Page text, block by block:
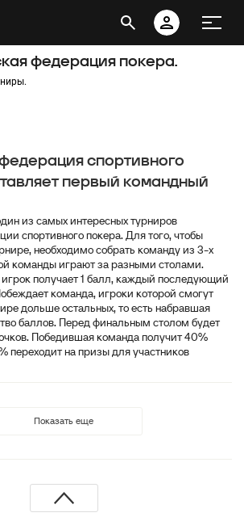
федерация покера.
спортивного
первый командный
из самых интересных турниров
спортивного покера. Для того, чтобы
необходимо собрать команду из 3-х
команды играют за разными столами.
получает 1 балл, каждый последующий
команда, игроки которой смогут
дольше остальных, то есть набравшая
баллов. Перед финальным столом будет
Победившая команда получит 40%
переходит на призы для участников
Показать еще